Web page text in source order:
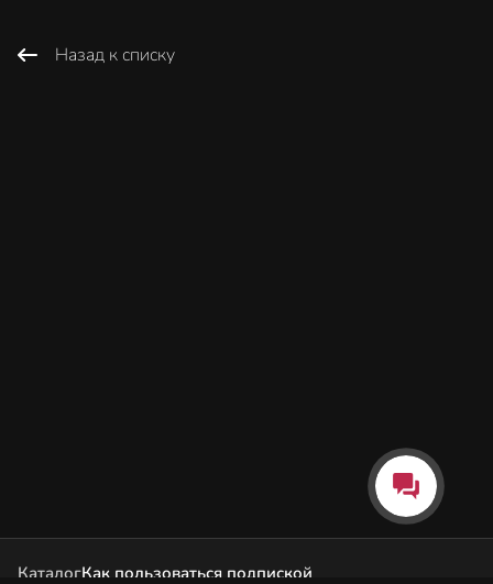
Назад к списку
КаталогКак пользоваться подпиской